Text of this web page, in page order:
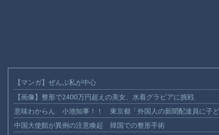
【マンガ】ぜんぶ私が中心
【画像】整形で2400万円超えの美女、水着グラビアに挑戦
意味わからん 小池知事！！ 東京都「外国人の新聞配達員に子
中国大使館が異例の注意喚起 韓国での整形手術